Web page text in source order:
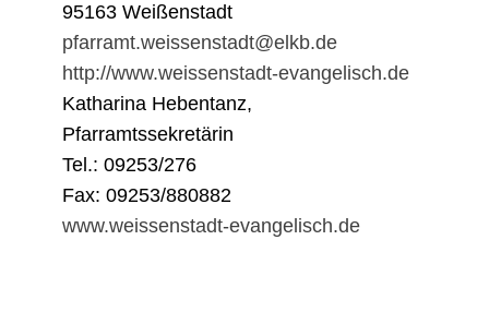
95163 Weißenstadt
pfarramt.weissenstadt@elkb.de
http://www.weissenstadt-evangelisch.de
Katharina Hebentanz,
Pfarramtssekretärin
Tel.: 09253/276
Fax: 09253/880882
www.weissenstadt-evangelisch.de